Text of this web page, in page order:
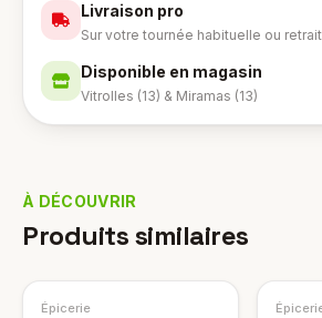
Livraison pro
Sur votre tournée habituelle ou
Disponible en magasin
Vitrolles (13) & Miramas (13)
À DÉCOUVRIR
Produits similaires
Épicerie